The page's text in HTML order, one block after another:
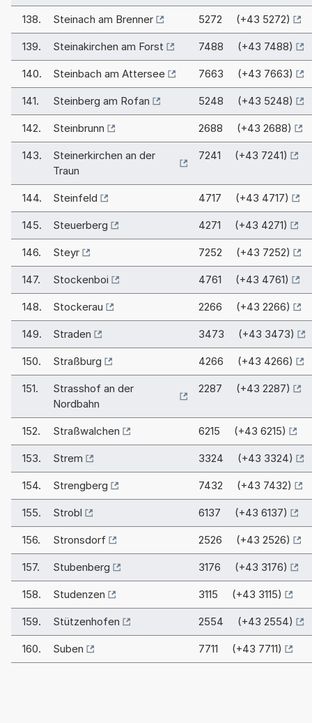
138. Steinach am Brenner 5272 (+43 5272)
139. Steinakirchen am Forst 7488 (+43 7488)
140. Steinbach am Attersee 7663 (+43 7663)
141. Steinberg am Rofan 5248 (+43 5248)
142. Steinbrunn 2688 (+43 2688)
143.
Steinerkirchen an der
Traun
7241 (+43 7241)
144. Steinfeld 4717 (+43 4717)
145. Steuerberg 4271 (+43 4271)
146. Steyr 7252 (+43 7252)
147. Stockenboi 4761 (+43 4761)
148. Stockerau 2266 (+43 2266)
149. Straden 3473 (+43 3473)
150. Straßburg 4266 (+43 4266)
151.
Strasshof an der
Nordbahn
2287 (+43 2287)
152. Straßwalchen 6215 (+43 6215)
153. Strem 3324 (+43 3324)
154. Strengberg 7432 (+43 7432)
155. Strobl 6137 (+43 6137)
156. Stronsdorf 2526 (+43 2526)
157. Stubenberg 3176 (+43 3176)
158. Studenzen 3115 (+43 3115)
159. Stützenhofen 2554 (+43 2554)
160. Suben 7711 (+43 7711)